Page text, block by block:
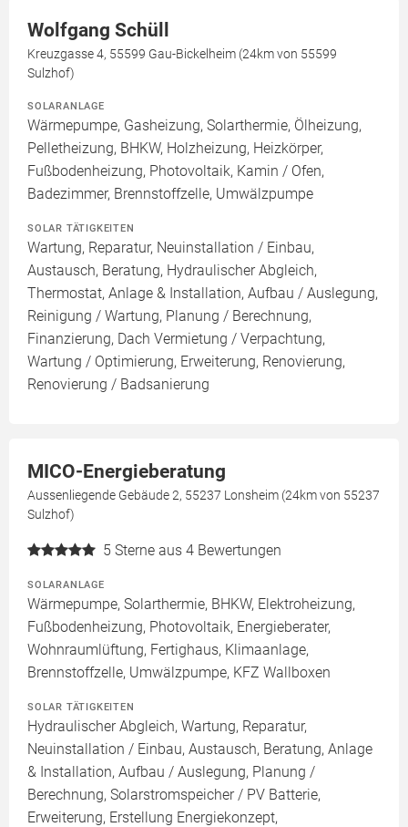
Wolfgang Schüll
Kreuzgasse 4, 55599 Gau-Bickelheim (24km von 55599
Sulzhof)
SOLARANLAGE
Wärmepumpe, Gasheizung, Solarthermie, Ölheizung,
Pelletheizung, BHKW, Holzheizung, Heizkörper,
Fußbodenheizung, Photovoltaik, Kamin / Ofen,
Badezimmer, Brennstoffzelle, Umwälzpumpe
SOLAR TÄTIGKEITEN
Wartung, Reparatur, Neuinstallation / Einbau,
Austausch, Beratung, Hydraulischer Abgleich,
Thermostat, Anlage & Installation, Aufbau / Auslegung,
Reinigung / Wartung, Planung / Berechnung,
Finanzierung, Dach Vermietung / Verpachtung,
Wartung / Optimierung, Erweiterung, Renovierung,
Renovierung / Badsanierung
MICO-Energieberatung
Aussenliegende Gebäude 2, 55237 Lonsheim (24km von 55237
Sulzhof)
5 Sterne aus 4 Bewertungen
SOLARANLAGE
Wärmepumpe, Solarthermie, BHKW, Elektroheizung,
Fußbodenheizung, Photovoltaik, Energieberater,
Wohnraumlüftung, Fertighaus, Klimaanlage,
Brennstoffzelle, Umwälzpumpe, KFZ Wallboxen
SOLAR TÄTIGKEITEN
Hydraulischer Abgleich, Wartung, Reparatur,
Neuinstallation / Einbau, Austausch, Beratung, Anlage
& Installation, Aufbau / Auslegung, Planung /
Berechnung, Solarstromspeicher / PV Batterie,
Erweiterung, Erstellung Energiekonzept,